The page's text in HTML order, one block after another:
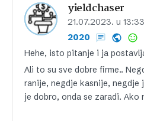
yieldchaser
21.07.2023. u 13:33
2020
Hehe, isto pitanje i ja
Ali to su sve dobre firme..
ranije, negdje kasnije, negdje
je dobro, onda se zaradi. Ako